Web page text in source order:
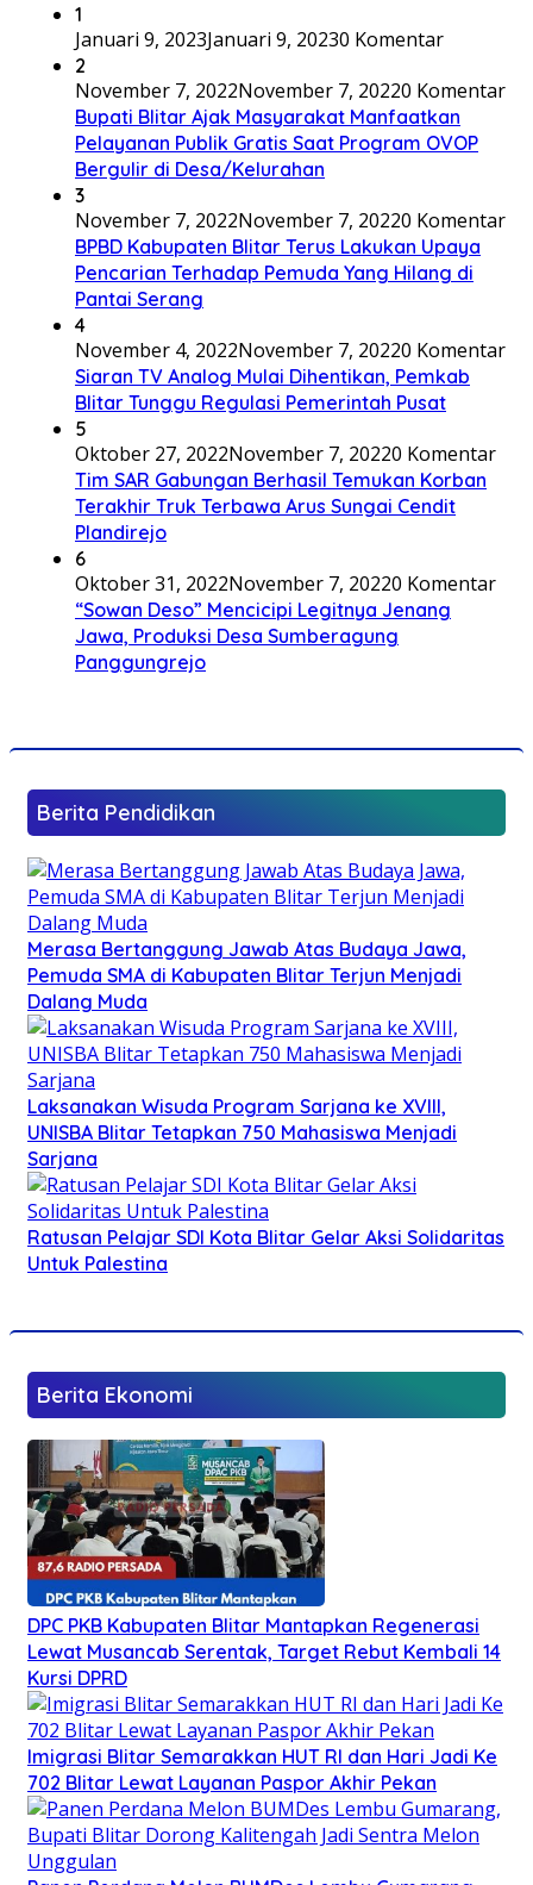
1
Januari 9, 2023Januari 9, 20230 Komentar
2
November 7, 2022November 7, 20220 Komentar
Bupati Blitar Ajak Masyarakat Manfaatkan
Pelayanan Publik Gratis Saat Program OVOP
Bergulir di Desa/Kelurahan
3
November 7, 2022November 7, 20220 Komentar
BPBD Kabupaten Blitar Terus Lakukan Upaya
Pencarian Terhadap Pemuda Yang Hilang di
Pantai Serang
4
November 4, 2022November 7, 20220 Komentar
Siaran TV Analog Mulai Dihentikan, Pemkab
Blitar Tunggu Regulasi Pemerintah Pusat
5
Oktober 27, 2022November 7, 20220 Komentar
Tim SAR Gabungan Berhasil Temukan Korban
Terakhir Truk Terbawa Arus Sungai Cendit
Plandirejo
6
Oktober 31, 2022November 7, 20220 Komentar
“Sowan Deso” Mencicipi Legitnya Jenang
Jawa, Produksi Desa Sumberagung
Panggungrejo
Berita Pendidikan
Merasa Bertanggung Jawab Atas Budaya Jawa,
Pemuda SMA di Kabupaten Blitar Terjun Menjadi
Dalang Muda
Laksanakan Wisuda Program Sarjana ke XVIII,
UNISBA Blitar Tetapkan 750 Mahasiswa Menjadi
Sarjana
Ratusan Pelajar SDI Kota Blitar Gelar Aksi Solidaritas
Untuk Palestina
Berita Ekonomi
DPC PKB Kabupaten Blitar Mantapkan Regenerasi
Lewat Musancab Serentak, Target Rebut Kembali 14
Kursi DPRD
Imigrasi Blitar Semarakkan HUT RI dan Hari Jadi Ke
702 Blitar Lewat Layanan Paspor Akhir Pekan